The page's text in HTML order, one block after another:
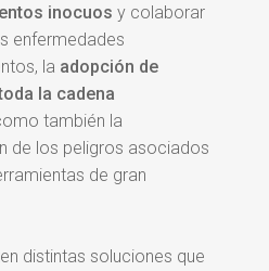
inocuos y colaborar
enfermedades
la adopción de
la cadena
también la
de los peligros asociados
de gran
distintas soluciones que